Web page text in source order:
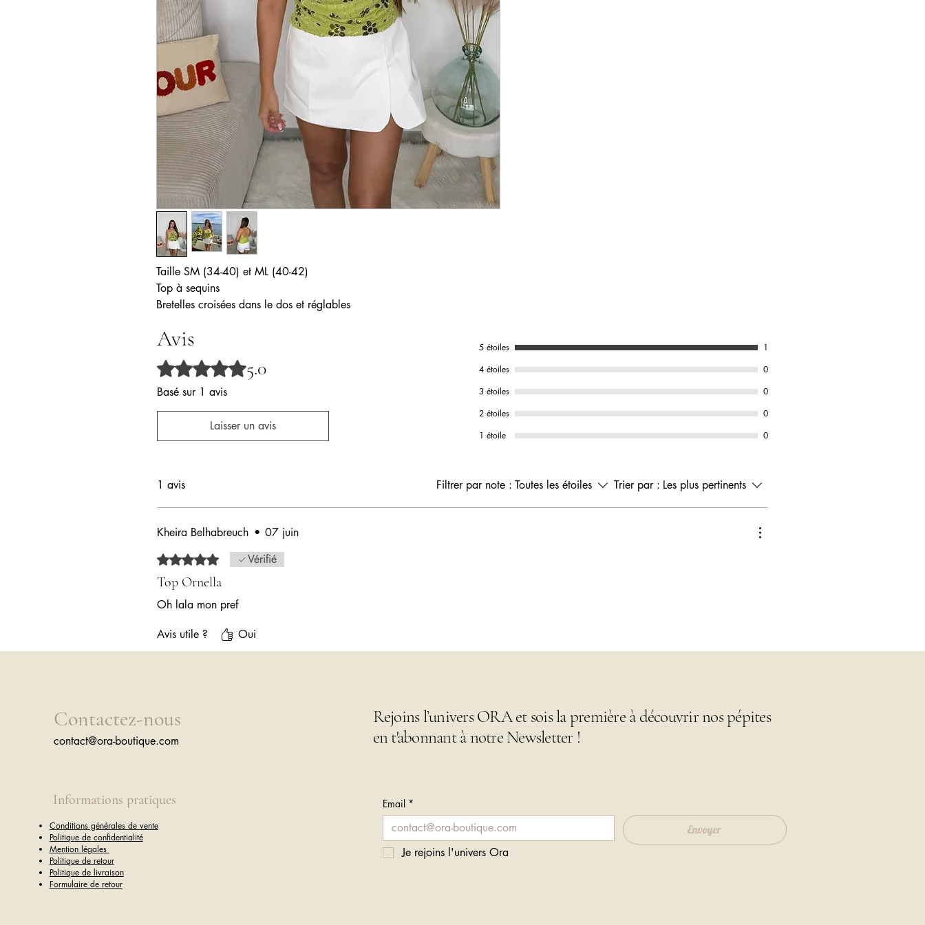
​​​​​​Taille SM (34-40) et ML (40-42)
Top à sequins
Bretelles croisées dans le dos et réglables
Avis
Noté 5 sur 5. 5.0
Basé sur 1 avis
Laisser un avis
5 étoiles
1
4 étoiles
0
3 étoiles
0
2 étoiles
0
1 étoile
0
1 avis Filtrer par note : Toutes les étoiles Trier par : Les plus pertinents
Kheira Belhabreuch • 07 juin
Noté 5 sur 5. Vérifié
Top Ornella
Oh lala mon pref
Avis utile ? Oui
Contactez-nous
contact@ora-boutique.com
Informations pratiques
Conditions générales de vente
Politique de confidentialité
Mention légales
Politique de retour
Politique de livraison
Formulaire de retour
Rejoins l’univers ORA et sois la première à découvrir nos pépites
en t'abonnant à notre Newsletter !
Email *
Envoyer
Je rejoins l'univers Ora